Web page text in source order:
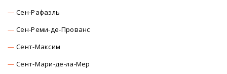
Сен-Рафаэль
Сен-Реми-де-Прованс
Сент-Максим
Сент-Мари-де-ла-Мер